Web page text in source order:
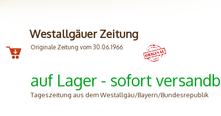
Westallgäuer Zeitung
Originale Zeitung vom 30.06.1966
auf Lager - sofort
Tageszeitung aus dem Westallgäu/Bayern/Bundesrepublik